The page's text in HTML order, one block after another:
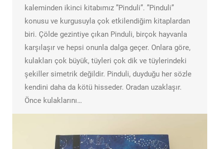
kaleminden ikinci kitabımız ”Pinduli”. ”Pinduli”
konusu ve kurgusuyla çok etkilendiğim kitaplardan
biri. Çölde gezintiye çıkan Pinduli, birçok hayvanla
karşılaşır ve hepsi onunla dalga geçer. Onlara göre,
kulakları çok büyük, tüyleri çok dik ve tüylerindeki
şekiller simetrik değildir. Pinduli, duyduğu her sözle
kendini daha da kötü hisseder. Oradan uzaklaşır.
Önce kulaklarını…